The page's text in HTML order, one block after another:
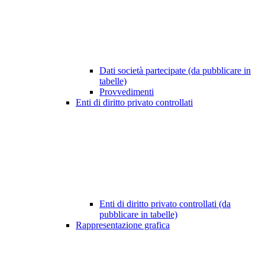
Dati società partecipate (da pubblicare in
tabelle)
Provvedimenti
Enti di diritto privato controllati
Enti di diritto privato controllati (da
pubblicare in tabelle)
Rappresentazione grafica